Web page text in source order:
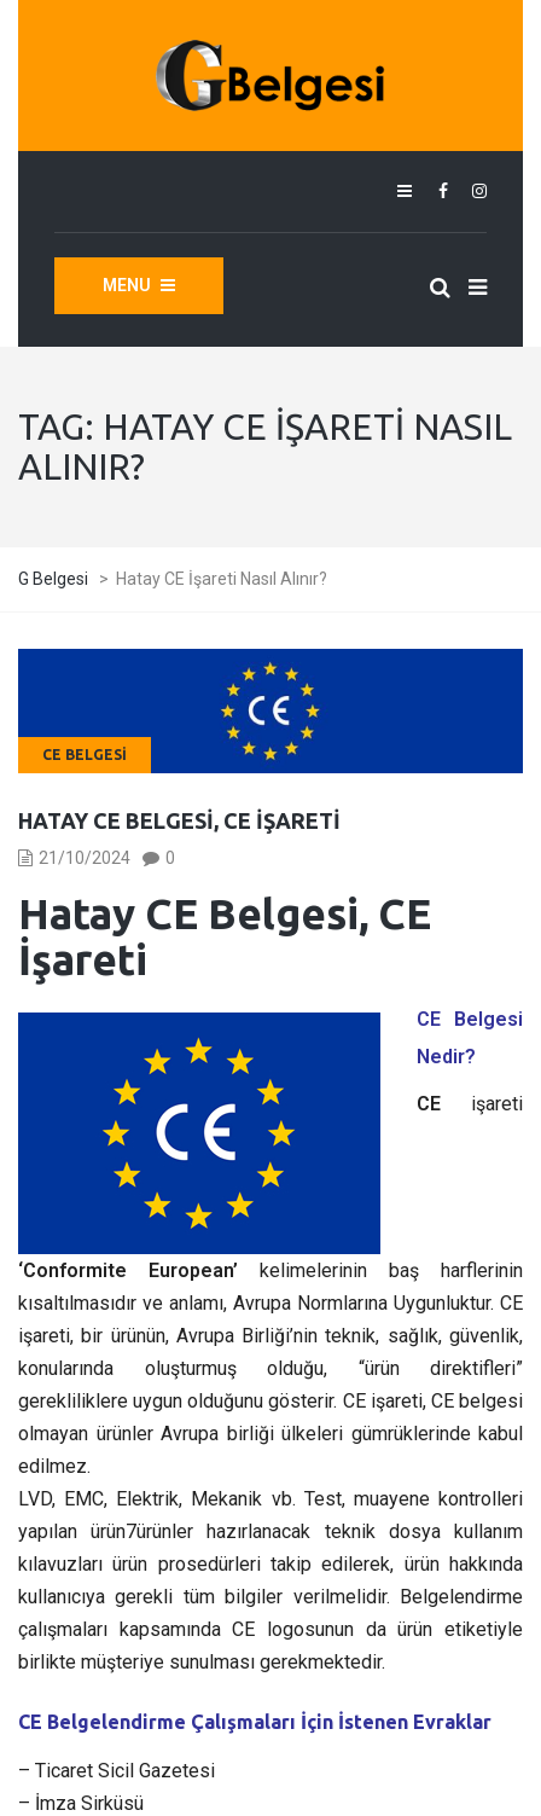
MENU
TAG: HATAY CE İŞARETI NASIL
ALINIR?
G Belgesi > Hatay CE İşareti Nasıl Alınır?
CE BELGESI
HATAY CE BELGESI, CE İŞARETI
21/10/2024 0
Hatay CE Belgesi, CE
İşareti
CE Belgesi
Nedir?
CE işareti
‘Conformite European’ kelimelerinin baş harflerinin
kısaltılmasıdır ve anlamı, Avrupa Normlarına Uygunluktur. CE
işareti, bir ürünün, Avrupa Birliği’nin teknik, sağlık, güvenlik,
konularında oluşturmuş olduğu, “ürün direktifleri”
gerekliliklere uygun olduğunu gösterir. CE işareti, CE belgesi
olmayan ürünler Avrupa birliği ülkeleri gümrüklerinde kabul
edilmez.
LVD, EMC, Elektrik, Mekanik vb. Test, muayene kontrolleri
yapılan ürün7ürünler hazırlanacak teknik dosya kullanım
kılavuzları ürün prosedürleri takip edilerek, ürün hakkında
kullanıcıya gerekli tüm bilgiler verilmelidir. Belgelendirme
çalışmaları kapsamında CE logosunun da ürün etiketiyle
birlikte müşteriye sunulması gerekmektedir.
CE Belgelendirme Çalışmaları İçin İstenen Evraklar
– Ticaret Sicil Gazetesi
– İmza Sirküsü